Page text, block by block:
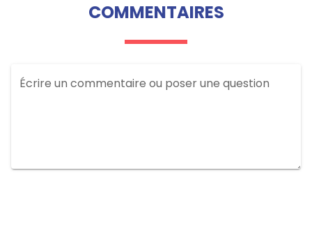
COMMENTAIRES
Écrire un commentaire ou poser une question